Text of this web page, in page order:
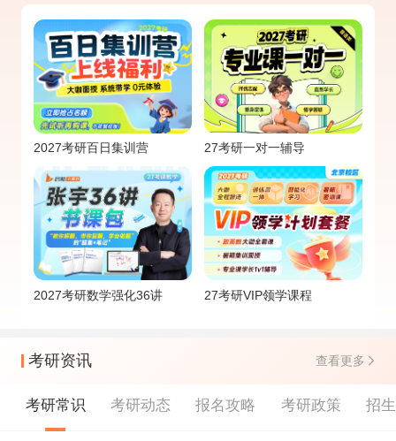
2027考研百日集训营 27考研一对一辅导
2027考研数学强化36讲 27考研VIP领学课程
考研资讯 查看更多
考研常识 考研动态 报名攻略 考研政策 招